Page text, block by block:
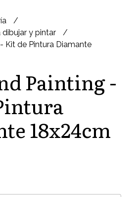
y pintar
Kit de Pintura Diamante
Painting -
18x24cm